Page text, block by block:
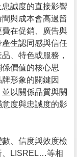
誠度的直接影響
與成本會高過留
在促銷、廣告與
生認同感與信任
、特色或服務，
價值的核心思
形象的關鍵因
以關係品質與關
度與忠誠度的影
、信度與效度檢
、LISREL…等相